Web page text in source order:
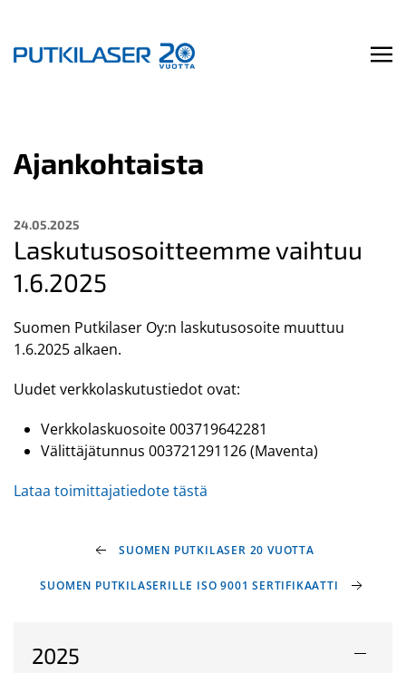
Ajankohtaista
24.05.2025
Laskutusosoitteemme vaihtuu
1.6.2025
Suomen Putkilaser Oy:n laskutusosoite muuttuu
1.6.2025 alkaen.
Uudet verkkolaskutustiedot ovat:
Verkkolaskuosoite 003719642281
Välittäjätunnus 003721291126 (Maventa)
Lataa toimittajatiedote tästä
SUOMEN PUTKILASER 20 VUOTTA
SUOMEN PUTKILASERILLE ISO 9001 SERTIFIKAATTI
2025